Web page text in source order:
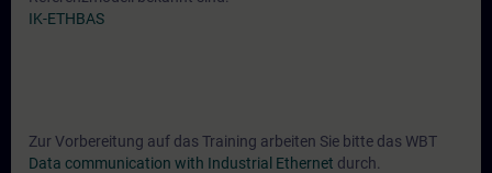
IK-ETHBAS
Zur Vorbereitung auf das Training arbeiten Sie bitte das WBT
Data communication with Industrial Ethernet durch.